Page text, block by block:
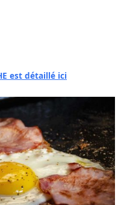
est détaillé ici